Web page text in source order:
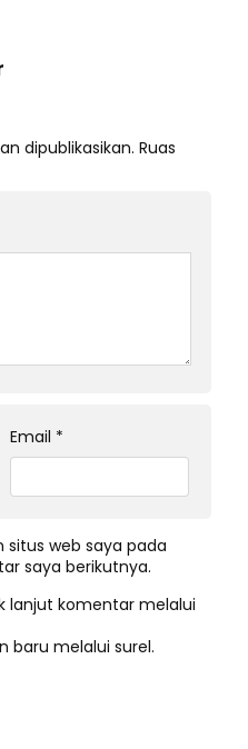
dipublikasikan. Ruas
Email *
situs web saya pada
saya berikutnya.
lanjut komentar melalui
baru melalui surel.